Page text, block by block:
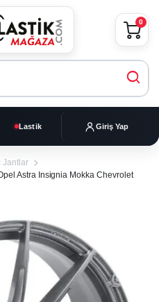
Lastik Giriş Yap
0
Jantlar
Astra Insignia Mokka Chevrolet